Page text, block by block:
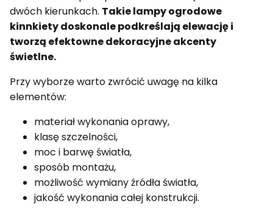
dwóch kierunkach. Takie lampy ogrodowe
kinnkiety doskonale podkreślają elewację i
tworzą efektowne dekoracyjne akcenty
świetlne.
Przy wyborze warto zwrócić uwagę na kilka
elementów:
materiał wykonania oprawy,
klasę szczelności,
moc i barwę światła,
sposób montażu,
możliwość wymiany źródła światła,
jakość wykonania całej konstrukcji.